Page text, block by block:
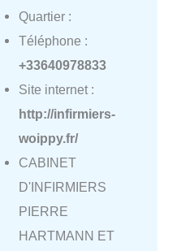
Quartier :
Téléphone :
+33640978833
Site internet :
http://infirmiers-
woippy.fr/
CABINET
D'INFIRMIERS
PIERRE
HARTMANN ET